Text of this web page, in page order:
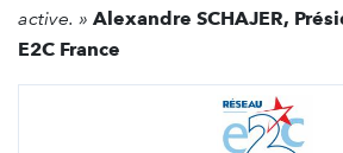
active. » Alexandre SCHAJER,
E2C France